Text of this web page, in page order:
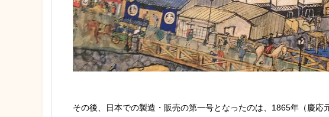
その後、日本での製造・販売の第一号となったのは、1865年（慶